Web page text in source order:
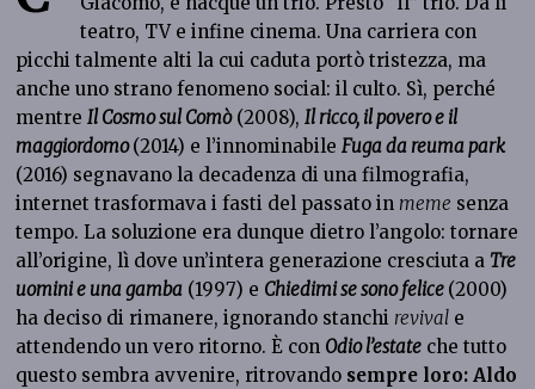
teatro, TV e infine cinema. Una carriera con
picchi talmente alti la cui caduta portò tristezza, ma
anche uno strano fenomeno social: il culto. Sì, perché
mentreIl Cosmo sul Comò(2008),Il ricco, il povero e il
maggiordomo(2014) e l’innominabileFuga da reuma park
(2016) segnavano la decadenza di una filmografia,
internet trasformava i fasti del passato in meme senza
tempo. La soluzione era dunque dietro l’angolo: tornare
all’origine, lì dove un’intera generazione cresciuta a Tre
uomini e una gamba (1997) e Chiedimi se sono felice (2000)
ha deciso di rimanere, ignorando stanchi revival e
attendendo un vero ritorno. È con Odio l’estate che tutto
questo sembra avvenire, ritrovando sempre loro: Aldo